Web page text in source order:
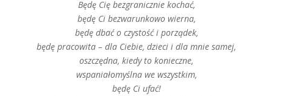
Będę Cię bezgranicznie kochać,
będę Ci bezwarunkowo wierna,
będę dbać o czystość i porządek,
będę pracowita – dla Ciebie, dzieci i dla mnie samej,
oszczędna, kiedy to konieczne,
wspaniałomyślna we wszystkim,
będę Ci ufać!